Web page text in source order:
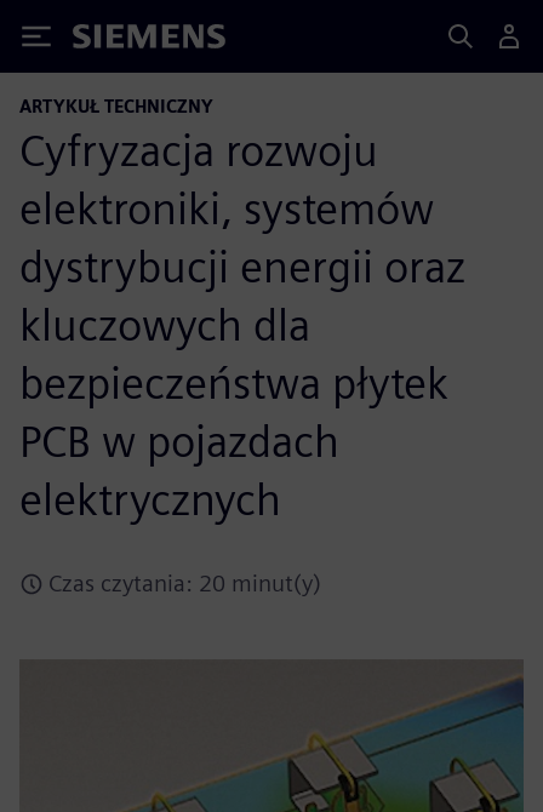
Siemens
ARTYKUŁ TECHNICZNY
Cyfryzacja rozwoju
elektroniki, systemów
dystrybucji energii oraz
kluczowych dla
bezpieczeństwa płytek
PCB w pojazdach
elektrycznych
Czas czytania: 20 minut(y)